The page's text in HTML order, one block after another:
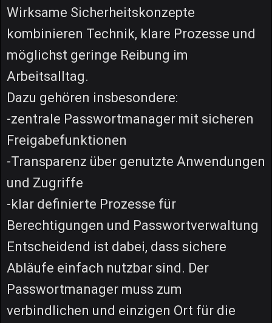
Wirksame Sicherheitskonzepte
kombinieren Technik, klare Prozesse und
möglichst geringe Reibung im
Arbeitsalltag.
Dazu gehören insbesondere:
-zentrale Passwortmanager mit sicheren
Freigabefunktionen
-Transparenz über genutzte Anwendungen
und Zugriffe
-klar definierte Prozesse für
Berechtigungen und Passwortverwaltung
Entscheidend ist dabei, dass sichere
Abläufe einfach nutzbar sind. Der
Passwortmanager muss zum
verbindlichen und einzigen Ort für die